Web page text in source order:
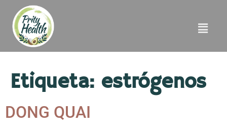
Etiqueta: estrógenos
DONG QUAI